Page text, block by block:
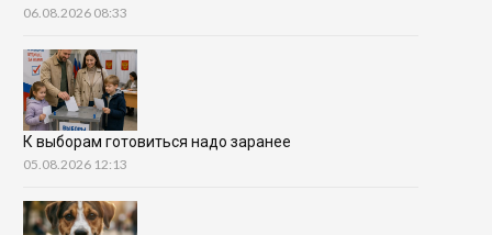
06.08.2026 08:33
К выборам готовиться надо заранее
05.08.2026 12:13